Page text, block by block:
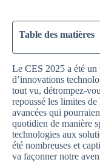
Table des matières
Le CES 2025 a été
d’innovations
tout vu, détrompez-
repoussé les limites
avancées qui
quotidien de manière
technologies aux
été nombreuses et
va façonner notre